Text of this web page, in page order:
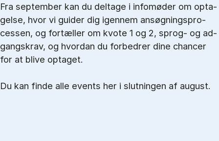
Fra september kan du del­tage i in­fo­mø­der om op­ta­
gel­se, hvor vi gu­i­der dig igen­nem an­søg­nings­pro­
ces­sen, og for­tæl­ler om kvo­te 1 og 2, sprog- og ad­
gangs­krav, og hvordan du forbedrer dine chancer
for at blive optaget.
Du kan finde alle events her i slutningen af august.